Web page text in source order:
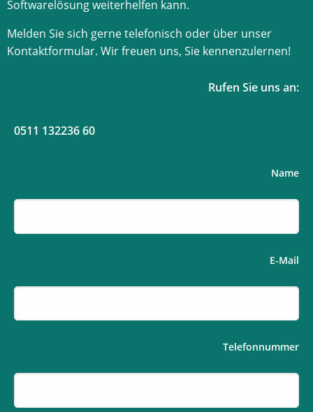
Softwarelösung weiterhelfen kann.
Melden Sie sich gerne telefonisch oder über unser
Kontaktformular. Wir freuen uns, Sie kennenzulernen!
Rufen Sie uns an:
0511 132236 60
Name
E-Mail
Telefonnummer